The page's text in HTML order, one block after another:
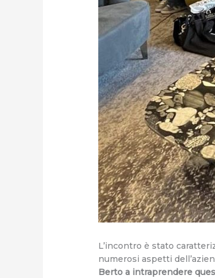
L’incontro è stato
numerosi aspetti
Berto a intraprendere